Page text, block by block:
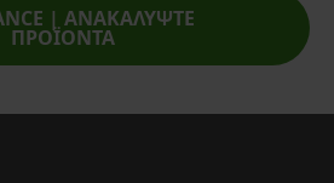
| ΑΝΑΚΑΛΥΨΤΕ
ΠΡΟΪΟΝΤΑ